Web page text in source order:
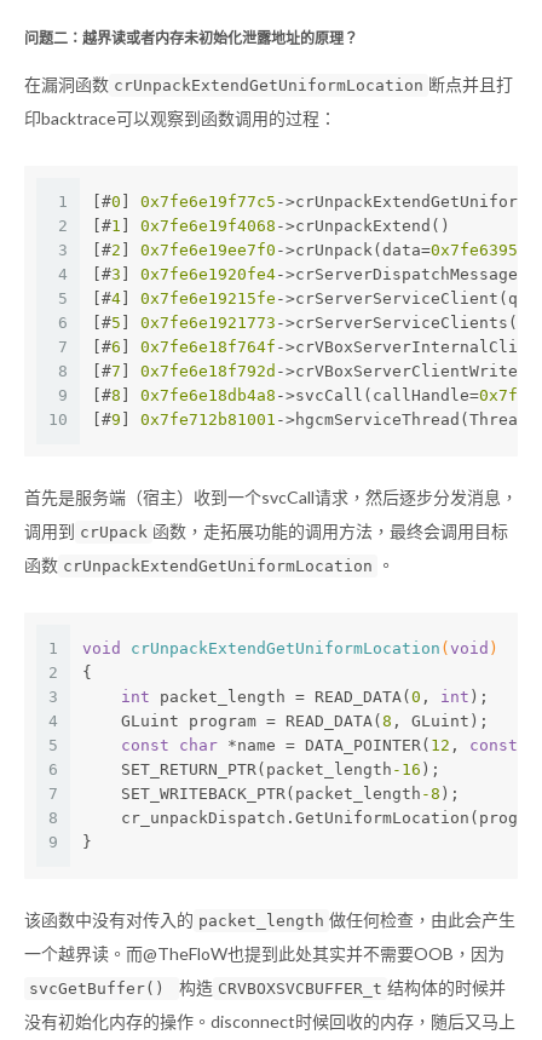
问题二：越界读或者内存未初始化泄露地址的原理？
在漏洞函数 crUnpackExtendGetUniformLocation 断点并且打
印backtrace可以观察到函数调用的过程：
1
2
3
4
5
6
7
8
9
10
[#0 0x7fe6e19f77c5 -
[#1 0x7fe6e19f4068 ->crUnpackExtend()
[#2 0x7fe6e19ee7f0 ->crUnpack(data=
[#3 0x7fe6e1920fe4-
[#4 0x7fe6e19215fe -
[#5 0x7fe6e1921773 ->crServerServiceClients()
[#6 0x7fe6e18f764f -
[#7 0x7fe6e18f792d -
[#8 0x7fe6e18db4a8 ->svcCall(callHandle=
[#9 0x7fe712b81001 -
首先是服务端（宿主）收到一个svcCall请求，然后逐步分发消息，
调用到 crUpack 函数，走拓展功能的调用方法，最终会调用目标
函数 crUnpackExtendGetUniformLocation 。
1
2
3
4
5
6
7
8
9
void crUnpackExtendGetUniformLocation ( void )
{
int packet_length = READ_DATA( 0 , int );
    GLuint program = READ_DATA(
8 , GLuint);
const
char *name = DATA_POINTER( 12 , const
    SET_RETURN_PTR(packet_length
-16 );
    SET_WRITEBACK_PTR(packet_length
-8 );
}
该函数中没有对传入的 packet_length 做任何检查，由此会产生
一个越界读。而@TheFloW也提到此处其实并不需要OOB，因为
svcGetBuffer() 构造 CRVBOXSVCBUFFER_t 结构体的时候并
没有初始化内存的操作。disconnect时候回收的内存，随后又马上